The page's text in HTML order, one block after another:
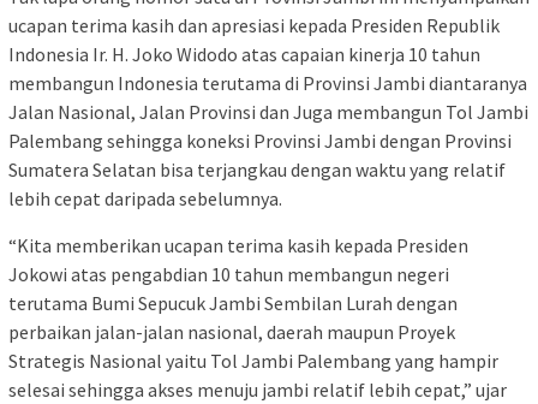
ucapan terima kasih dan apresiasi kepada Presiden Republik
Indonesia Ir. H. Joko Widodo atas capaian kinerja 10 tahun
membangun Indonesia terutama di Provinsi Jambi diantaranya
Jalan Nasional, Jalan Provinsi dan Juga membangun Tol Jambi
Palembang sehingga koneksi Provinsi Jambi dengan Provinsi
Sumatera Selatan bisa terjangkau dengan waktu yang relatif
lebih cepat daripada sebelumnya.
“Kita memberikan ucapan terima kasih kepada Presiden
Jokowi atas pengabdian 10 tahun membangun negeri
terutama Bumi Sepucuk Jambi Sembilan Lurah dengan
perbaikan jalan-jalan nasional, daerah maupun Proyek
Strategis Nasional yaitu Tol Jambi Palembang yang hampir
selesai sehingga akses menuju jambi relatif lebih cepat,” ujar